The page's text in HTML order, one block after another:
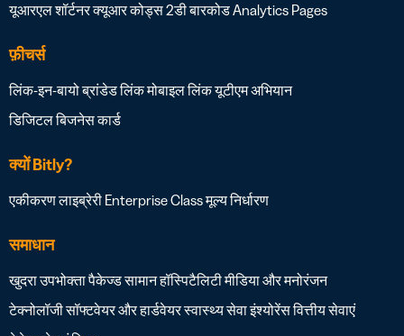
यूआरएल शॉर्टनरक्यूआर कोड्स2डी बारकोडAnalytics Pages
फ़ीचर्स
लिंक-इन-बायोब्रांडेड लिंकमोबाइल लिंकयूटीएम अभियान
डिजिटल बिजनेस कार्ड
क्यों Bitly?
एकीकरण लाइब्रेरी Enterprise Classमूल्य निर्धारण
समाधान
खुदराउपभोक्ता पैकेज्ड सामानहॉस्पिटैलिटीमीडिया और मनोरंजन
टेक्नोलॉजी सॉफ्टवेयर और हार्डवेयरस्वास्थ्य सेवाइंश्योरेंसवित्तीय सेवाएं